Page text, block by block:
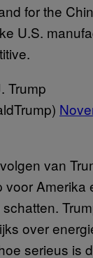
for the
U.S.
Trump
van
voor Amerika
over
serieus is